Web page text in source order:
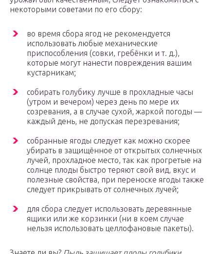
некоторыми советами по его сбору:
во время сбора ягод не рекомендуется
использовать любые механические
приспособления (совки, гребёнки и т. д.),
которые могут нанести повреждения вашим
кустарникам;
собирать голубику лучше в прохладные часы
(утром и вечером) через день по мере их
созревания, а в случае сухой, жаркой погоды —
каждый день, не допуская перезревания;
собранные ягоды следует как можно скорее
убирать в защищённое от открытых солнечных
лучей, прохладное место, так как прогретые на
солнце плоды быстро теряют свой вид, вкус и
полезные свойства, при переноске ягоды также
следует прикрывать от солнечных лучей;
для сбора следует использовать деревянные
ящики или же корзинки (ни в коем случае
нельзя использовать целлофановые пакеты).